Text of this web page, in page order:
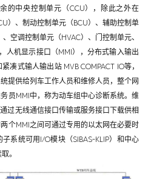
的中央控制单元（CCU），除此之外在
）、制动控制单元（BCU）、辅助控制单
空调控制单元（HVAC）、门控制单元、
人机显示接口（MMI），分布式输入输出
凑式输人输出站 MVB COMPACT IO等，
提供给列车工作人员和维修人员，整个网
员MMI中，称为动车组中心诊断系统。维
过无线通信接口传输或服务接口下载供相
个MMI之间可通过专用的以太网在必要时
系统可用I/O模块（SIBAS-KLIP）和中心
。